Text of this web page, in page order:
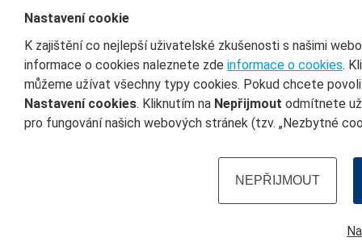
Nastavení cookie
K zajištění co nejlepší uživatelské zkušenosti s našimi
informace o cookies naleznete zde informace o cookies.
můžeme užívat všechny typy cookies. Pokud chcete
Nastavení cookies. Kliknutím na Nepřijmout odmítnete
pro fungování našich webových stránek (tzv. „Nezbytné
NEPŘIJMOUT